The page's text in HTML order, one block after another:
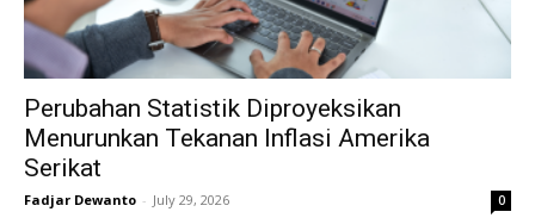
Perubahan Statistik Diproyeksikan
Menurunkan Tekanan Inflasi Amerika
Serikat
Fadjar Dewanto - July 29, 2026 0